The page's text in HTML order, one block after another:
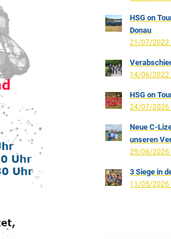
HSG on
Donau
21/07/2022
14/06/2022
HSG on
24/07/2026
Neue C-
unseren
29/06/2026
3 Siege in
11/05/2026